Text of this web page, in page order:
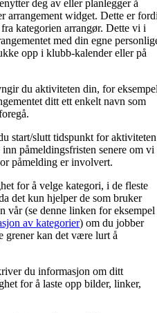
deg av eller planlegger å
arrangement widget. Dette er
kategorien arrangør. Dette vi i
med din egne
opp i klubb-kalender eller på
du aktiviteten din, for
ditt ett enkelt navn som
start/slutt tidspunkt for aktiviteten
påmeldingsfristen senere om vi
påmelding er involvert.
for å velge kategori, i de fleste
det kun hjelper de som bruker
vår (se denne linken for eksempel
av kategorier) om du jobber
grener kan det være lurt å
du informasjon om ditt
for å laste opp bilder, linker,